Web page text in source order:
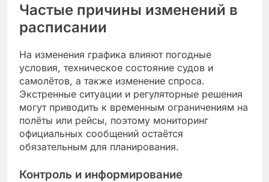
Частые причины изменений в
расписании
На изменения графика влияют погодные
условия, техническое состояние судов и
самолётов, а также изменение спроса.
Экстренные ситуации и регуляторные решения
могут приводить к временным ограничениям на
полёты или рейсы, поэтому мониторинг
официальных сообщений остаётся
обязательным для планирования.
Контроль и информирование